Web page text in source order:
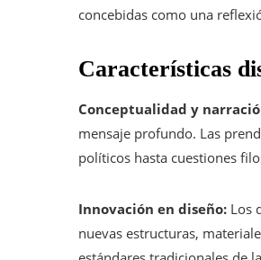
concebidas como una
Características
Conceptualidad y
mensaje profundo. Las
políticos hasta cuestiones
Innovación en diseño: Los
nuevas estructuras,